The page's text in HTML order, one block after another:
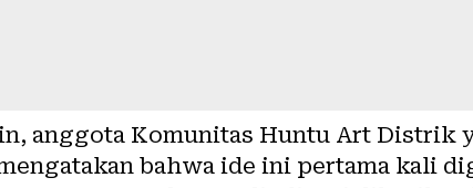
anggota Komunitas Huntu Art Distrik
bahwa ide ini pertama kali